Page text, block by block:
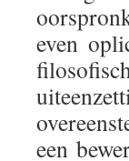
even
een